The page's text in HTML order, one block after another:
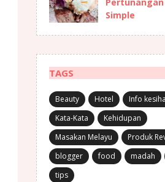
Simple
TAGS
Beauty Hotel
Info
Kata-Kata
Kehidupan
Masakan Melayu
Produk
blogger
food madah
tips